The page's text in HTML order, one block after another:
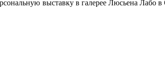
выставку в галерее Люсьена Лабо